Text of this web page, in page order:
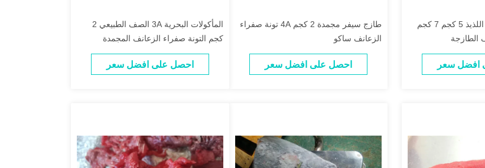
100٪ الوزن الصافي اللذيذ 5 كجم 7 كجم
الطازجة
افضل سعر
طازج سيفر مجمدة 2 كجم 4A تونة صفراء
الزعانف ساكو
احصل على افضل سعر
المأكولات البحرية 3A الصف الطبيعي 2
كجم التونة صفراء الزعانف المجمدة
احصل على افضل سعر